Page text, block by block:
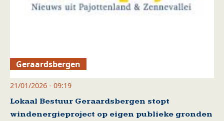
Geraardsbergen
21/01/2026 - 09:19
Lokaal Bestuur Geraardsbergen stopt
windenergieproject op eigen publieke gronden